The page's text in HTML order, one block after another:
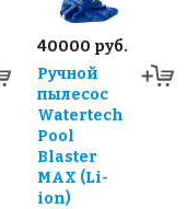
40000 руб.
Ручной
пылесос
Watertech
Pool
Blaster
MAX (Li-
ion)